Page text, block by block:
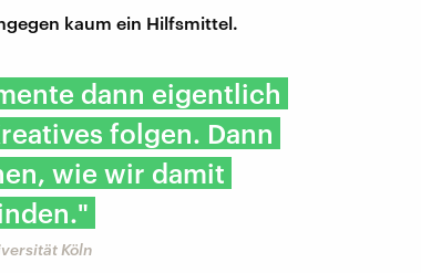
kaum ein Hilfsmittel.
dann eigentlich
folgen. Dann
wie wir damit
Köln